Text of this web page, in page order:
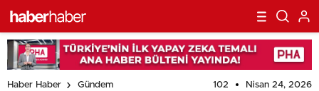
Haber Haber Gündem 102 Nisan 24, 2026